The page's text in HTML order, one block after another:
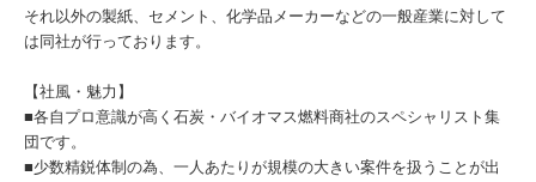
それ以外の製紙、セメント、化学品メーカーなどの一般産業に対して
は同社が行っております。
【社風・魅力】
■各自プロ意識が高く石炭・バイオマス燃料商社のスペシャリスト集
団です。
■少数精鋭体制の為、一人あたりが規模の大きい案件を扱うことが出